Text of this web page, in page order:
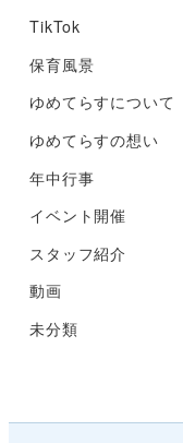
TikTok
保育風景
ゆめてらすについて
ゆめてらすの想い
年中行事
イベント開催
スタッフ紹介
動画
未分類